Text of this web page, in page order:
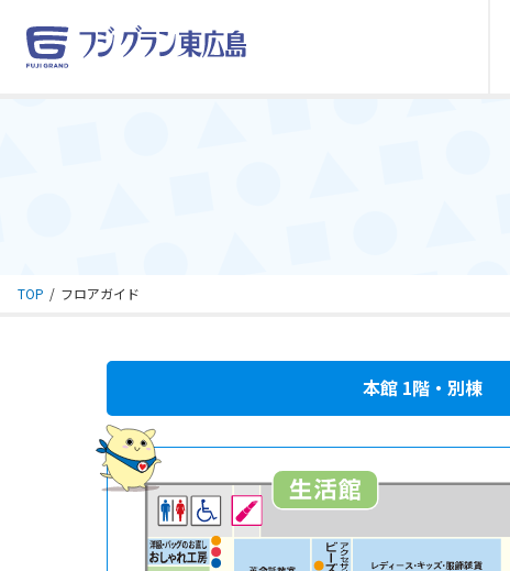
TOP フロアガイド
本館 1階・別棟